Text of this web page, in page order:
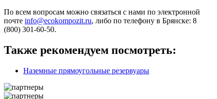
По всем вопросам можно связаться с нами по электронной
почте info@ecokompozit.ru, либо по телефону в Брянске: 8
(800) 301-60-50.
Также рекомендуем посмотреть:
Наземные прямоугольные резервуары